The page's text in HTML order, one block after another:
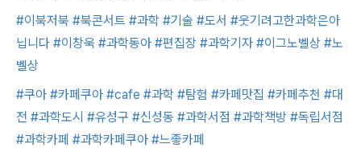
#이북저북 #북콘서트 #과학 #기술 #도서 #웃기려고한과학은아
닙니다 #이창욱 #과학동아 #편집장 #과학기자 #이그노벨상 #노
벨상
#쿠아 #카페쿠아 #cafe #과학 #탐험 #카페맛집 #카페추천 #대
전 #과학도시 #유성구 #신성동 #과학서점 #과학책방 #독립서점
#과학카페 #과학카페쿠아 #느좋카페